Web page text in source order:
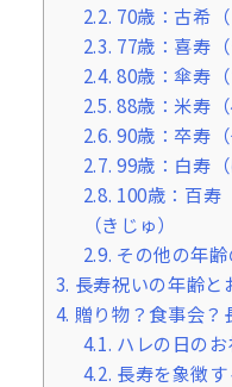
2.2. 70歳：古希（
2.3. 77歳：喜寿（
2.4. 80歳：傘寿（
2.5. 88歳：米寿（
2.6. 90歳：卒寿（
2.7. 99歳：白寿（
2.8. 100歳：百寿
（きじゅ）
2.9. その他の年
3. 長寿祝いの年齢と
4. 贈り物？食事会？
4.1. ハレの日の
4.2. 長寿を象徴